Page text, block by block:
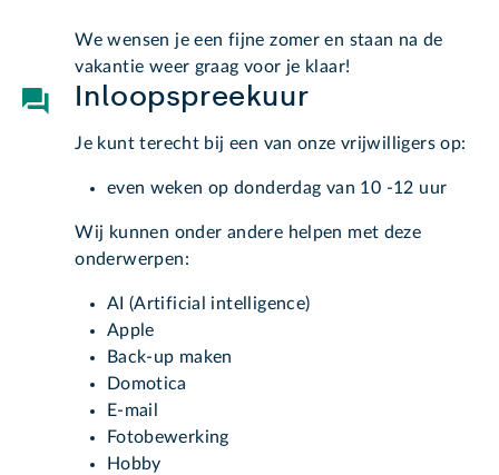
We wensen je een fijne zomer en staan na de
vakantie weer graag voor je klaar!
Inloopspreekuur
Je kunt terecht bij een van onze vrijwilligers op:
even weken op donderdag van 10 -12 uur
Wij kunnen onder andere helpen met deze
onderwerpen:
AI (Artificial intelligence)
Apple
Back-up maken
Domotica
E-mail
Fotobewerking
Hobby